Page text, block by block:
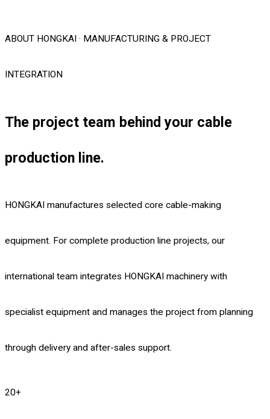
ABOUT HONGKAI · MANUFACTURING & PROJECT
INTEGRATION
The project team behind your cable
production line.
HONGKAI manufactures selected core cable-making
equipment. For complete production line projects, our
international team integrates HONGKAI machinery with
specialist equipment and manages the project from planning
through delivery and after-sales support.
20+